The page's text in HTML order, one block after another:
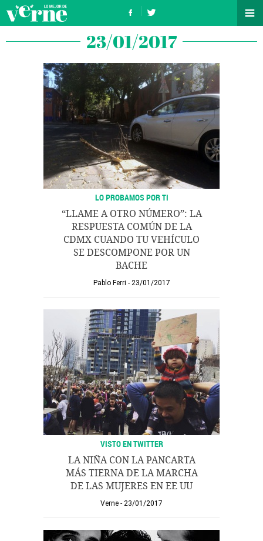
23/01/2017
LO PROBAMOS POR TI
“LLAME A OTRO NÚMERO”: LA
RESPUESTA COMÚN DE LA
CDMX CUANDO TU VEHÍCULO
SE DESCOMPONE POR UN
BACHE
Pablo Ferri 23/01/2017
VISTO EN TWITTER
LA NIÑA CON LA PANCARTA
MÁS TIERNA DE LA MARCHA
DE LAS MUJERES EN EE UU
Verne 23/01/2017